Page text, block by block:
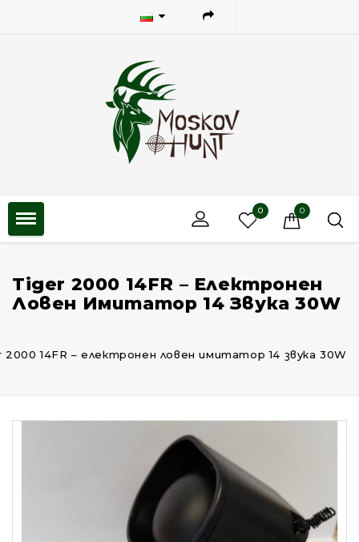
0 0
Tiger 2000 14FR – Електронен
Ловен Имитатор 14 Звука 30W
2000 14FR – електронен ловен имитатор 14 звука 30W